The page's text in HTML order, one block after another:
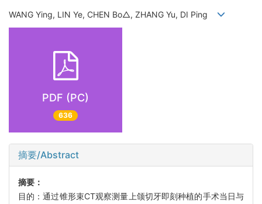
WANG Ying, LIN Ye, CHEN Bo△, ZHANG Yu, DI Ping
PDF (PC)
636
摘要/Abstract
摘要：
目的：通过锥形束CT观察测量上颌切牙即刻种植的手术当日与